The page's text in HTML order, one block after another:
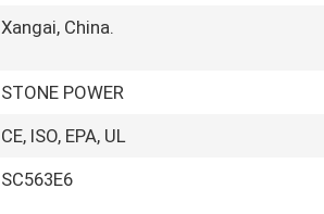
Xangai, China.
STONE POWER
CE, ISO, EPA, UL
SC563E6